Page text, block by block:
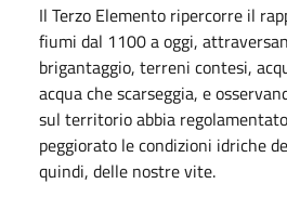
Il Terzo Elemento ripercorre il
fiumi dal 1100 a oggi,
brigantaggio, terreni contesi,
acqua che scarseggia, e
sul territorio abbia
peggiorato le condizioni idriche
quindi, delle nostre vite.